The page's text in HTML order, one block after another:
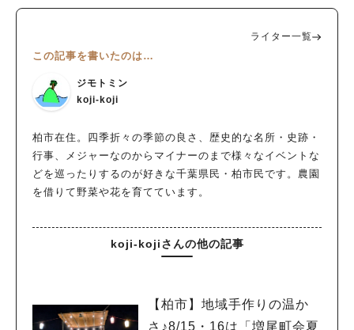
ライター一覧
この記事を書いたのは…
ジモトミン
koji-koji
柏市在住。四季折々の季節の良さ、歴史的な名所・史跡・
行事、メジャーなのからマイナーのまで様々なイベントな
どを巡ったりするのが好きな千葉県民・柏市民です。農園
を借りて野菜や花を育てています。
koji-kojiさんの他の記事
【柏市】地域手作りの温か
さ♪8/15・16は「増尾町会夏